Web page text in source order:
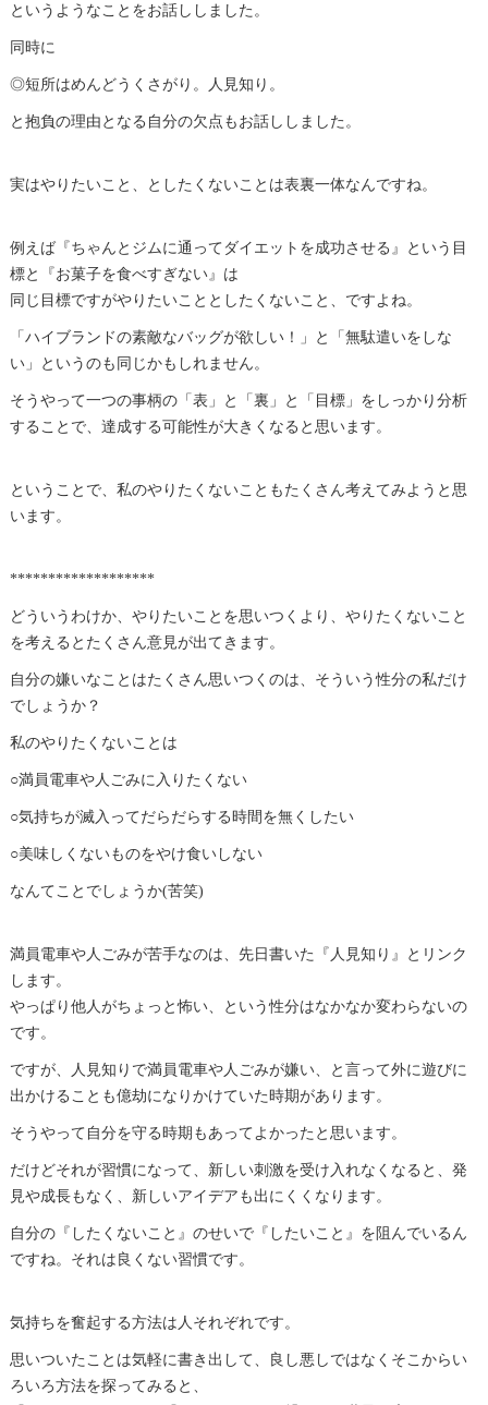
というようなことをお話ししました。
同時に
◎短所はめんどうくさがり。人見知り。
と抱負の理由となる自分の欠点もお話ししました。
実はやりたいこと、としたくないことは表裏一体なんですね。
例えば『ちゃんとジムに通ってダイエットを成功させる』という目
標と『お菓子を食べすぎない』は
同じ目標ですがやりたいこととしたくないこと、ですよね。
「ハイブランドの素敵なバッグが欲しい！」と「無駄遣いをしな
い」というのも同じかもしれません。
そうやって一つの事柄の「表」と「裏」と「目標」をしっかり分析
することで、達成する可能性が大きくなると思います。
ということで、私のやりたくないこともたくさん考えてみようと思
います。
*******************
どういうわけか、やりたいことを思いつくより、やりたくないこと
を考えるとたくさん意見が出てきます。
自分の嫌いなことはたくさん思いつくのは、そういう性分の私だけ
でしょうか？
私のやりたくないことは
○満員電車や人ごみに入りたくない
○気持ちが滅入ってだらだらする時間を無くしたい
○美味しくないものをやけ食いしない
なんてことでしょうか(苦笑)
満員電車や人ごみが苦手なのは、先日書いた『人見知り』とリンク
します。
やっぱり他人がちょっと怖い、という性分はなかなか変わらないの
です。
ですが、人見知りで満員電車や人ごみが嫌い、と言って外に遊びに
出かけることも億劫になりかけていた時期があります。
そうやって自分を守る時期もあってよかったと思います。
だけどそれが習慣になって、新しい刺激を受け入れなくなると、発
見や成長もなく、新しいアイデアも出にくくなります。
自分の『したくないこと』のせいで『したいこと』を阻んでいるん
ですね。それは良くない習慣です。
気持ちを奮起する方法は人それぞれです。
思いついたことは気軽に書き出して、良し悪しではなくそこからい
ろいろ方法を探ってみると、